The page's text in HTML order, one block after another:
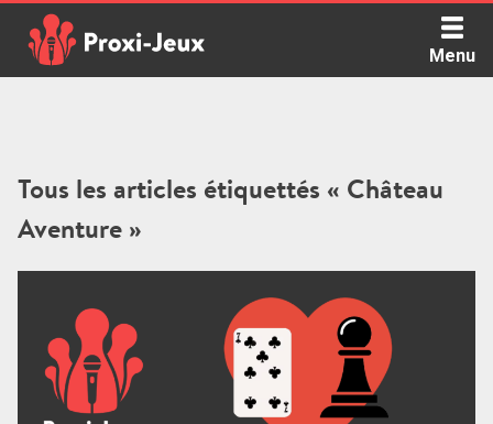
content
Menu
Tous les articles étiquettés « Château
Aventure »